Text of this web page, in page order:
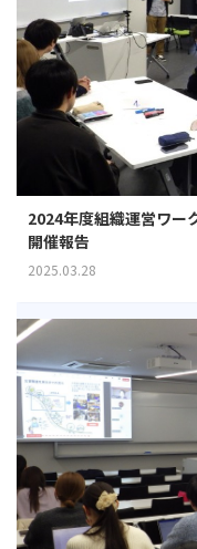
2024年度組織運営ワー
開催報告
2025.03.28